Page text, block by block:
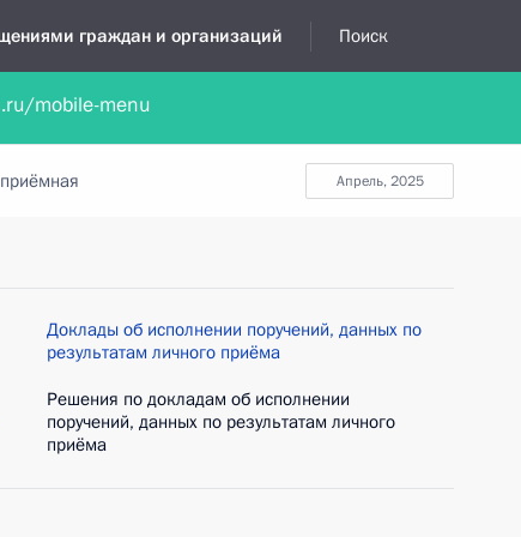
граждан и организаций Поиск
Обратиться в устной форме
апрель, 2025
Доклады об исполнении поручений, данных по
результатам личного приёма
Решения по докладам об исполнении
поручений, данных по результатам личного
приёма
mobile-menu